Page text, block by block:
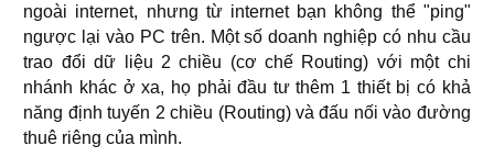
ngoài internet, nhưng từ internet bạn không thể "ping"
ngược lại vào PC trên. Một số doanh nghiệp có nhu cầu
trao đổi dữ liệu 2 chiều (cơ chế Routing) với một chi
nhánh khác ở xa, họ phải đầu tư thêm 1 thiết bị có khả
năng định tuyến 2 chiều (Routing) và đấu nối vào đường
thuê riêng của mình.